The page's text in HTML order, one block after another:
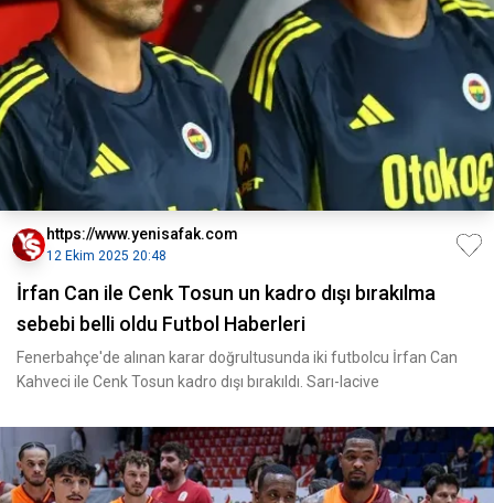
https://www.yenisafak.com
12 Ekim 2025 20:48
İrfan Can ile Cenk Tosun un kadro dışı bırakılma
sebebi belli oldu Futbol Haberleri
Fenerbahçe'de alınan karar doğrultusunda iki futbolcu İrfan Can
Kahveci ile Cenk Tosun kadro dışı bırakıldı. Sarı-lacive